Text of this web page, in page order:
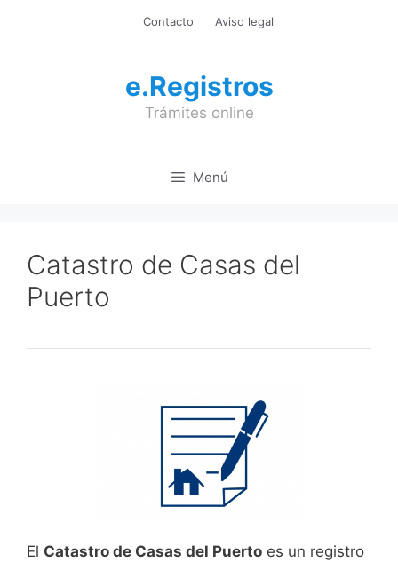
Contacto Aviso legal
e.Registros
Trámites online
Menú
Catastro de Casas del
Puerto
El Catastro de Casas del Puerto es un registro